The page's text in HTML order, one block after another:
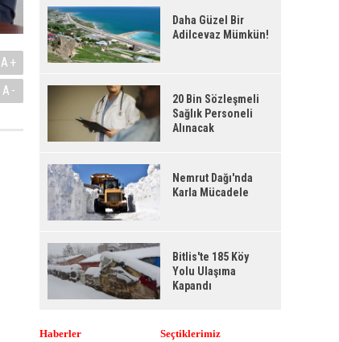
A+
A-
Daha Güzel Bir
Adilcevaz Mümkün!
20 Bin Sözleşmeli
Sağlık Personeli
Alınacak
Nemrut Dağı'nda
Karla Mücadele
Bitlis'te 185 Köy
Yolu Ulaşıma
Kapandı
Haberler Seçtiklerimiz